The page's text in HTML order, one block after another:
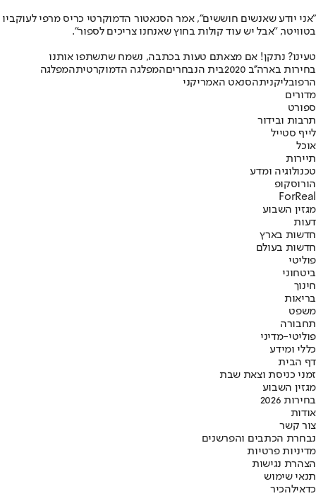
"אני יודע שאנשים חוששים", אמר הסנאטור הדמוקרטי כריס מרפי לעוקביו
בטוויטר, "אבל יש עוד קולות בחוץ שאנחנו צריכים לספור".
טעינו? נתקן! אם מצאתם טעות בכתבה, נשמח שתשתפו אותנו
בחירות בארה''ב 2020
בית הנבחריםהמפלגה הדמוקרטיתהמפלגה
הרפובליקניתהסנאט האמריקני
מדורים
ספורט
תרבות ובידור
לייף סטייל
אוכל
תיירות
טכנולוגיה ומדע
הורוסקופ
ForReal
מגזין השבוע
דעות
חדשות בארץ
חדשות בעולם
פוליטי
ביטחוני
חינוך
בריאות
משפט
תחבורה
פוליטי-מדיני
כללי ומידע
דף הבית
זמני כניסת וצאת שבת
מגזין השבוע
בחירות 2026
אודות
צור קשר
נבחרת הכתבים והפרשנים
מדיניות פרטיות
הצהרת נגישות
תנאי שימוש
כדאילהכיר